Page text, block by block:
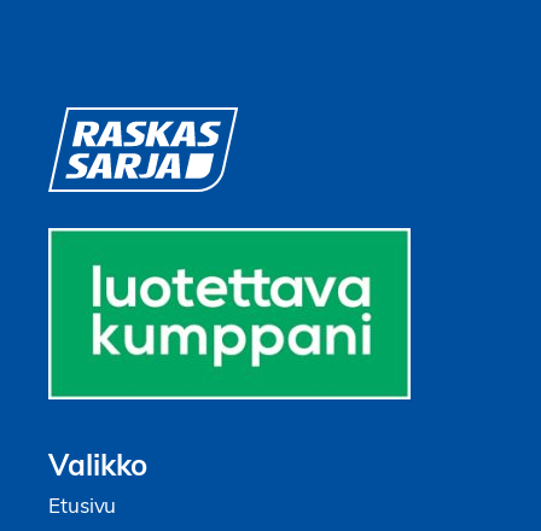
Valikko
Etusivu